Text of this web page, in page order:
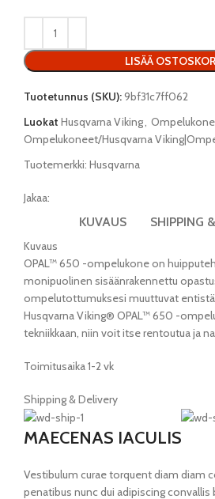
LISÄÄ
Tuotetunnus (SKU):9bf31c7ff062
Luokat Husqvarna Viking
Ompelukoneet/Husqvarna
Tuotemerkki: Husqvarna
Jakaa:
KUVAUS SHIPPING
Kuvaus
OPAL™ 650 -ompelukone on
monipuolinen sisäänrakennettu
ompelutottumuksesi muuttuvat
Husqvarna Viking® OPAL™ 650 -
tekniikkaan, niin voit itse rentoutua ja
Toimitusaika 1-2 vk
Shipping & Delivery
MAECENAS IACULIS
Vestibulum curae torquent diam diam
penatibus nunc dui adipiscing convallis